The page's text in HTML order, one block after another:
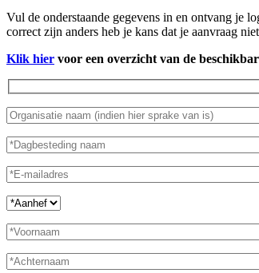
Vul de onderstaande gegevens in en ontvang je
correct zijn anders heb je kans dat je aanvraag
Klik hier voor een overzicht van de